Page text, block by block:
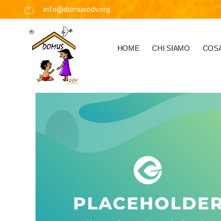
info@domusodv.org
HOME CHI SIAMO